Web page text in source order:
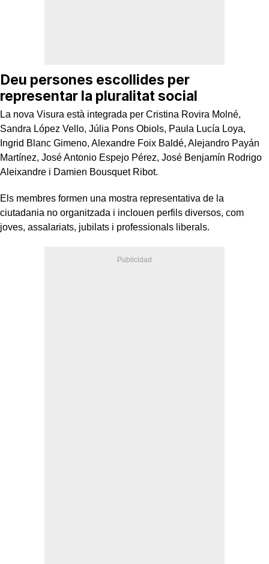
Deu persones escollides per
representar la pluralitat social
La nova Visura està integrada per Cristina Rovira Molné,
Sandra López Vello, Júlia Pons Obiols, Paula Lucía Loya,
Ingrid Blanc Gimeno, Alexandre Foix Baldé, Alejandro Payán
Martínez, José Antonio Espejo Pérez, José Benjamín Rodrigo
Aleixandre i Damien Bousquet Ribot.
Els membres formen una mostra representativa de la
ciutadania no organitzada i inclouen perfils diversos, com
joves, assalariats, jubilats i professionals liberals.